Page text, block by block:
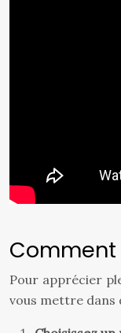
Pour apprécier
vous mettre dans